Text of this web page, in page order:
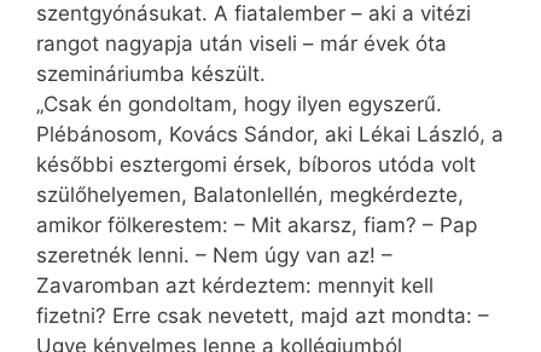
szentgyónásukat. A fiatalember – aki a vitézi
rangot nagyapja után viseli – már évek óta
szemináriumba készült.
„Csak én gondoltam, hogy ilyen egyszerű.
Plébánosom, Kovács Sándor, aki Lékai László, a
későbbi esztergomi érsek, bíboros utóda volt
szülőhelyemen, Balatonlellén, megkérdezte,
amikor fölkerestem: – Mit akarsz, fiam? – Pap
szeretnék lenni. – Nem úgy van az! –
Zavaromban azt kérdeztem: mennyit kell
fizetni? Erre csak nevetett, majd azt mondta: –
Ugye kényelmes lenne a kollégiumból